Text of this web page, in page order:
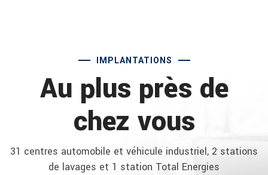
IMPLANTATIONS
Au plus près de
chez vous
31 centres automobile et véhicule industriel, 2 stations
de lavages et 1 station Total Energies